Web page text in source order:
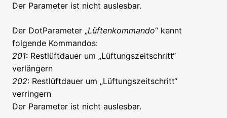
Der Parameter ist nicht auslesbar.
Der DotParameter „Lüftenkommando“ kennt
folgende Kommandos:
201: Restlüftdauer um „Lüftungszeitschritt“
verlängern
202: Restlüftdauer um „Lüftungszeitschritt“
verringern
Der Parameter ist nicht auslesbar.